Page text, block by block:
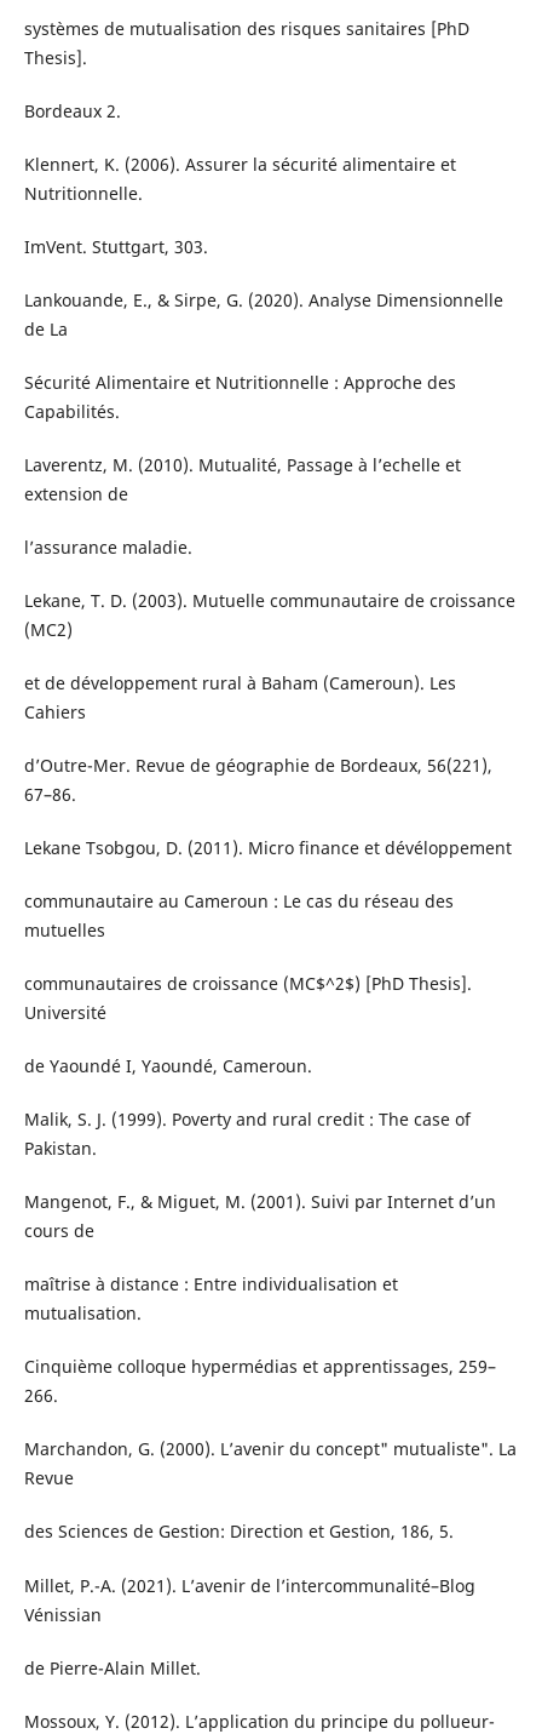
systèmes de mutualisation des risques sanitaires [PhD
Thesis].
Bordeaux 2.
Klennert, K. (2006). Assurer la sécurité alimentaire et
Nutritionnelle.
ImVent. Stuttgart, 303.
Lankouande, E., & Sirpe, G. (2020). Analyse Dimensionnelle
de La
Sécurité Alimentaire et Nutritionnelle : Approche des
Capabilités.
Laverentz, M. (2010). Mutualité, Passage à l’echelle et
extension de
l’assurance maladie.
Lekane, T. D. (2003). Mutuelle communautaire de croissance
(MC2)
et de développement rural à Baham (Cameroun). Les
Cahiers
d’Outre-Mer. Revue de géographie de Bordeaux, 56(221),
67–86.
Lekane Tsobgou, D. (2011). Micro finance et dévéloppement
communautaire au Cameroun : Le cas du réseau des
mutuelles
communautaires de croissance (MC$^2$) [PhD Thesis].
Université
de Yaoundé I, Yaoundé, Cameroun.
Malik, S. J. (1999). Poverty and rural credit : The case of
Pakistan.
Mangenot, F., & Miguet, M. (2001). Suivi par Internet d’un
cours de
maîtrise à distance : Entre individualisation et
mutualisation.
Cinquième colloque hypermédias et apprentissages, 259–
266.
Marchandon, G. (2000). L’avenir du concept" mutualiste". La
Revue
des Sciences de Gestion: Direction et Gestion, 186, 5.
Millet, P.-A. (2021). L’avenir de l’intercommunalité–Blog
Vénissian
de Pierre-Alain Millet.
Mossoux, Y. (2012). L’application du principe du pollueur-